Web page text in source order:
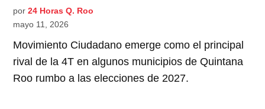
por 24 Horas Q. Roo
mayo 11, 2026
Movimiento Ciudadano emerge como el principal
rival de la 4T en algunos municipios de Quintana
Roo rumbo a las elecciones de 2027.